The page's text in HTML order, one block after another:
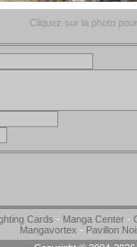
Cliquez sur la photo
Cards - Manga Center-
Mangavortex - Pavillon